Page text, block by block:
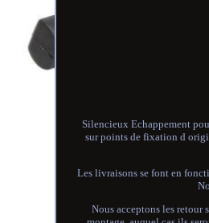
Silencieux Echappement
sur points de fixation d
Les livraisons se font en
Nous acceptons les retour